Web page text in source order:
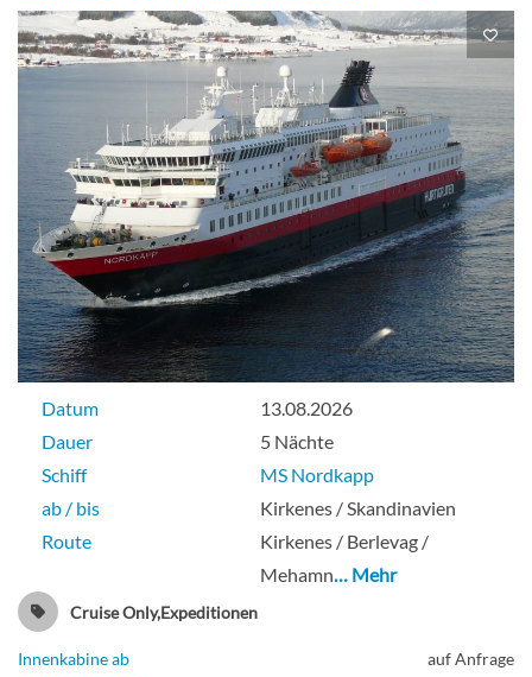
Datum
13.08.2026
Dauer
5 Nächte
Schiff
MS Nordkapp
ab / bis
Kirkenes / Skandinavien
Route
Kirkenes / Berlevag /
Mehamn… Mehr
Cruise Only,Expeditionen
Innenkabine ab
auf Anfrage